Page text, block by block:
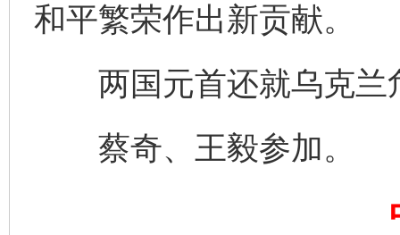
和平繁荣作出新贡献。
两国元首还就乌克兰
蔡奇、王毅参加。